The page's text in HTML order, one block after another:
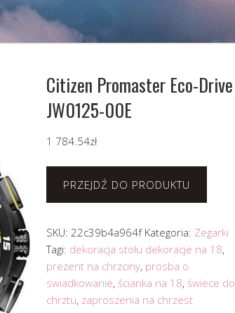
Citizen Promaster Eco-Drive
JW0125-00E
1 784.54zł
PRZEJDŹ DO PRODUKTU
SKU: 22c39b4a964f Kategoria: Zegarki
Tagi: dekoracja stołu dekoracje na 18,
prezent na chrzciny, prosba o
swiadkowanie, ścianka na 18, świece do
chrztu, zaproszenia na chrzest